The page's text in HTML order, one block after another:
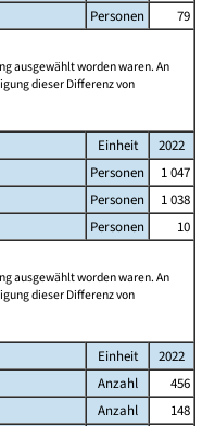
Personen
79
ausgewählt worden waren. An
dieser Differenz von
Einheit
2022
Personen
1 047
Personen
1 038
Personen
10
ausgewählt worden waren. An
dieser Differenz von
Einheit
2022
Anzahl
456
Anzahl
148